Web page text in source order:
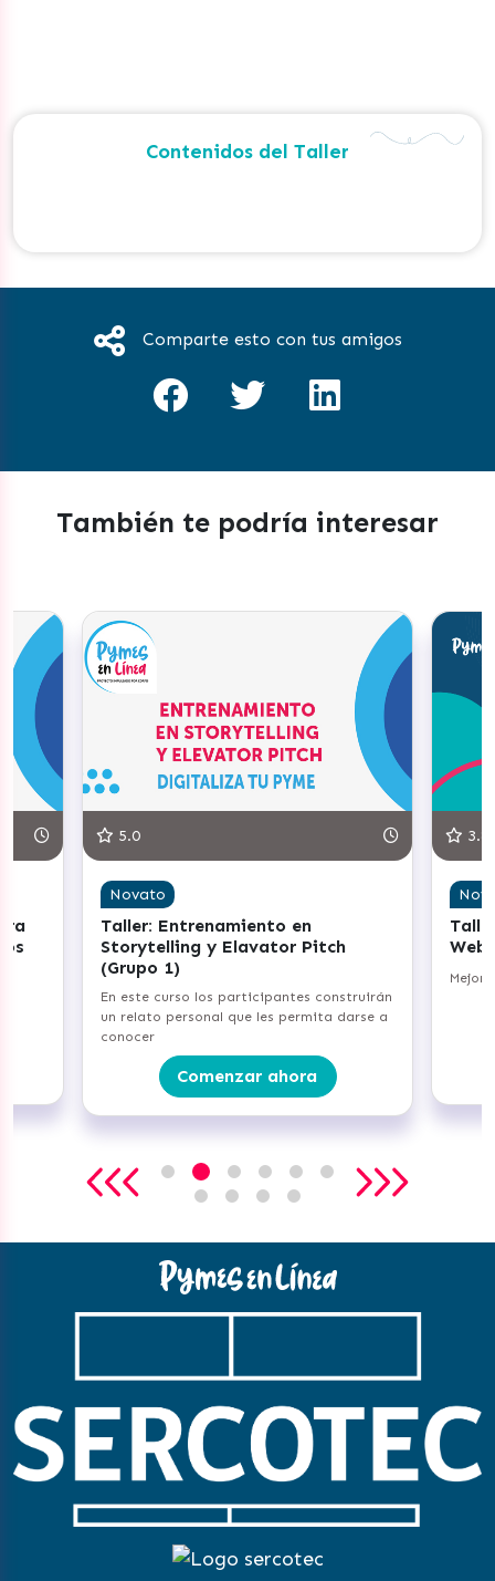
Contenidos del Taller
Comparte esto con tus amigos
También te podría interesar
5.0
Novato
Taller: Entrenamiento en
Storytelling y Elavator Pitch
(Grupo 1)
En este curso los participantes construirán
un relato personal que les permita darse a
conocer
Comenzar ahora
3.8
Web